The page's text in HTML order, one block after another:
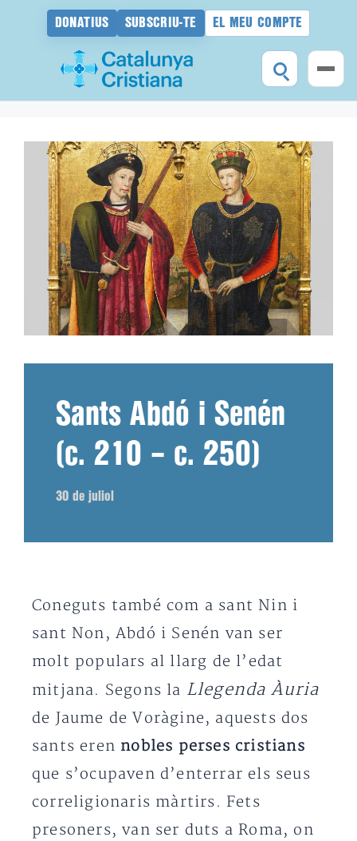
DONATIUS SUBSCRIU-TE EL MEU COMPTE
Sants Abdó i Senén
(c. 210 – c. 250)
30 de juliol
Coneguts també com a sant Nin i
sant Non, Abdó i Senén van ser
molt populars al llarg de l’edat
mitjana. Segons la Llegenda Àuria
de Jaume de Voràgine, aquests dos
sants eren nobles perses cristians
que s’ocupaven d’enterrar els seus
correligionaris màrtirs. Fets
presoners, van ser duts a Roma, on